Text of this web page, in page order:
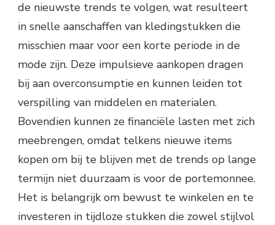
de nieuwste trends te volgen, wat resulteert
in snelle aanschaffen van kledingstukken die
misschien maar voor een korte periode in de
mode zijn. Deze impulsieve aankopen dragen
bij aan overconsumptie en kunnen leiden tot
verspilling van middelen en materialen.
Bovendien kunnen ze financiële lasten met zich
meebrengen, omdat telkens nieuwe items
kopen om bij te blijven met de trends op lange
termijn niet duurzaam is voor de portemonnee.
Het is belangrijk om bewust te winkelen en te
investeren in tijdloze stukken die zowel stijlvol